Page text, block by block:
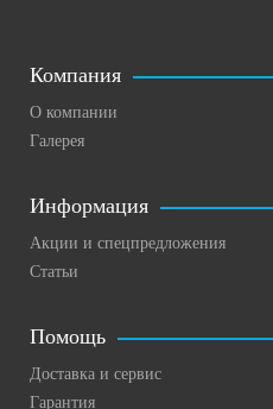
Компания
О компании
Галерея
Информация
Акции и спецпредложения
Статьи
Помощь
Доставка и сервис
Гарантия